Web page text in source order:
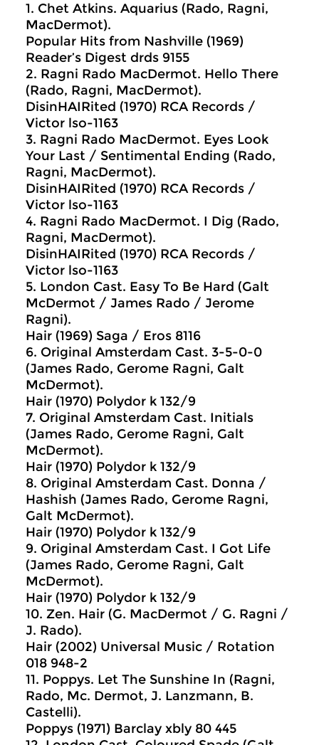
1. Chet Atkins. Aquarius (Rado, Ragni,
MacDermot).
Popular Hits from Nashville (1969)
Reader’s Digest drds 9155
2. Ragni Rado MacDermot. Hello There
(Rado, Ragni, MacDermot).
DisinHAIRited (1970) RCA Records /
Victor lso-1163
3. Ragni Rado MacDermot. Eyes Look
Your Last / Sentimental Ending (Rado,
Ragni, MacDermot).
DisinHAIRited (1970) RCA Records /
Victor lso-1163
4. Ragni Rado MacDermot. I Dig (Rado,
Ragni, MacDermot).
DisinHAIRited (1970) RCA Records /
Victor lso-1163
5. London Cast. Easy To Be Hard (Galt
McDermot / James Rado / Jerome
Ragni).
Hair (1969) Saga / Eros 8116
6. Original Amsterdam Cast. 3-5-0-0
(James Rado, Gerome Ragni, Galt
McDermot).
Hair (1970) Polydor k 132/9
7. Original Amsterdam Cast. Initials
(James Rado, Gerome Ragni, Galt
McDermot).
Hair (1970) Polydor k 132/9
8. Original Amsterdam Cast. Donna /
Hashish (James Rado, Gerome Ragni,
Galt McDermot).
Hair (1970) Polydor k 132/9
9. Original Amsterdam Cast. I Got Life
(James Rado, Gerome Ragni, Galt
McDermot).
Hair (1970) Polydor k 132/9
10. Zen. Hair (G. MacDermot / G. Ragni /
J. Rado).
Hair (2002) Universal Music / Rotation
018 948-2
11. Poppys. Let The Sunshine In (Ragni,
Rado, Mc. Dermot, J. Lanzmann, B.
Castelli).
Poppys (1971) Barclay xbly 80 445